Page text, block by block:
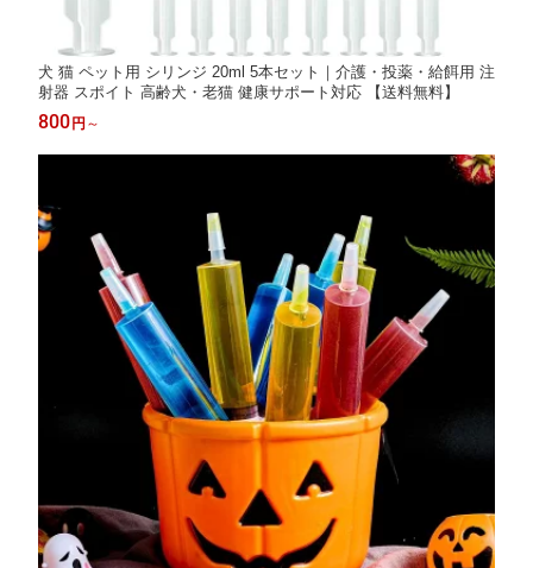
犬 猫 ペット用 シリンジ 20ml 5本セット｜介護・投薬・給餌用 注
射器 スポイト 高齢犬・老猫 健康サポート対応 【送料無料】
800円 ～